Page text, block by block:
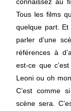
Tous les films
quelque part. Et
parler d’une
références à
est-ce que
Leoni ou oh
C’est comme
scène sera.